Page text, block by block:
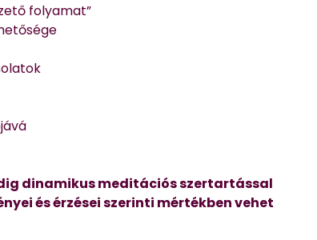
folyamat”
dinamikus meditációs szertartással
és érzései szerinti mértékben vehet